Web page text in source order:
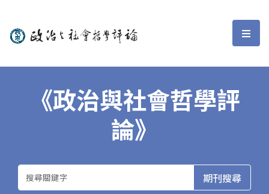
政治與社會哲學評論 選
《政治與社會哲學評
論》